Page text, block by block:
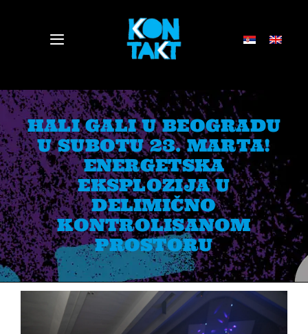
Toggle
VESTI
DELEGATI
PROGRAM
PRESS
O NAMA
ELEKTROPIONIR
HALI GALI U BEOGRADU
U SUBOTU 23. MARTA!
ENERGETSKA
EKSPLOZIJA U
DELIMIČNO
KONTROLISANOM
PROSTORU